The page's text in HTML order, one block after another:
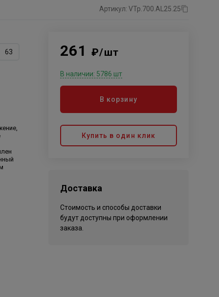
Артикул: VTp.700.AL25.25
63 261 ₽/шт
В наличии: 5786 шт
В корзину
Купить в один клик
Доставка
Стоимость и способы доставки
будут доступны при оформлении
заказа.